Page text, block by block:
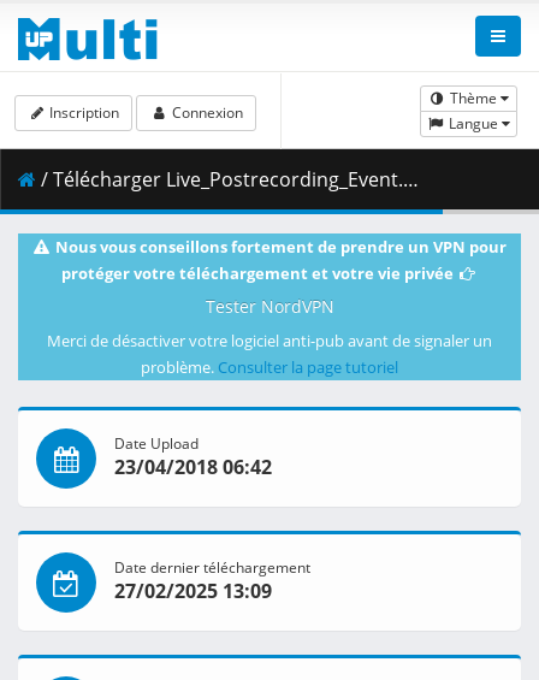
Thème
Langue
Inscription Connexion
/ Télécharger Live_Postrecording_Event.mkv.001 ( 723.45 MB )
Nous vous conseillons fortement de prendre un VPN pour
protéger votre téléchargement et votre vie privée
Tester NordVPN
Merci de désactiver votre logiciel anti-pub avant de signaler un
problème. Consulter la page tutoriel
Date Upload
23/04/2018 06:42
Date dernier téléchargement
27/02/2025 13:09